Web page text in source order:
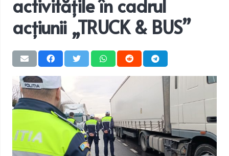
activitățile în cadrul
acțiunii „TRUCK & BUS”